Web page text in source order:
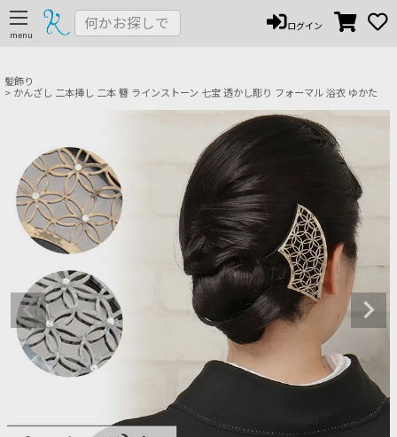
ログイン
髪飾り
かんざし 二本挿し 二本 簪 ラインストーン 七宝 透かし彫り フォーマル 浴衣 ゆかた
ペー
ジト